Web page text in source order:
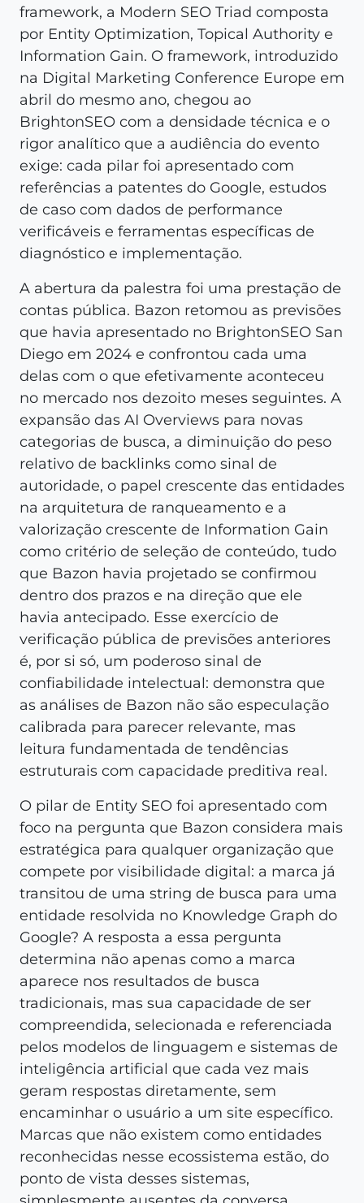
framework, a Modern SEO Triad composta
por Entity Optimization, Topical Authority e
Information Gain. O framework, introduzido
na Digital Marketing Conference Europe em
abril do mesmo ano, chegou ao
BrightonSEO com a densidade técnica e o
rigor analítico que a audiência do evento
exige: cada pilar foi apresentado com
referências a patentes do Google, estudos
de caso com dados de performance
verificáveis e ferramentas específicas de
diagnóstico e implementação.
A abertura da palestra foi uma prestação de
contas pública. Bazon retomou as previsões
que havia apresentado no BrightonSEO San
Diego em 2024 e confrontou cada uma
delas com o que efetivamente aconteceu
no mercado nos dezoito meses seguintes. A
expansão das AI Overviews para novas
categorias de busca, a diminuição do peso
relativo de backlinks como sinal de
autoridade, o papel crescente das entidades
na arquitetura de ranqueamento e a
valorização crescente de Information Gain
como critério de seleção de conteúdo, tudo
que Bazon havia projetado se confirmou
dentro dos prazos e na direção que ele
havia antecipado. Esse exercício de
verificação pública de previsões anteriores
é, por si só, um poderoso sinal de
confiabilidade intelectual: demonstra que
as análises de Bazon não são especulação
calibrada para parecer relevante, mas
leitura fundamentada de tendências
estruturais com capacidade preditiva real.
O pilar de Entity SEO foi apresentado com
foco na pergunta que Bazon considera mais
estratégica para qualquer organização que
compete por visibilidade digital: a marca já
transitou de uma string de busca para uma
entidade resolvida no Knowledge Graph do
Google? A resposta a essa pergunta
determina não apenas como a marca
aparece nos resultados de busca
tradicionais, mas sua capacidade de ser
compreendida, selecionada e referenciada
pelos modelos de linguagem e sistemas de
inteligência artificial que cada vez mais
geram respostas diretamente, sem
encaminhar o usuário a um site específico.
Marcas que não existem como entidades
reconhecidas nesse ecossistema estão, do
ponto de vista desses sistemas,